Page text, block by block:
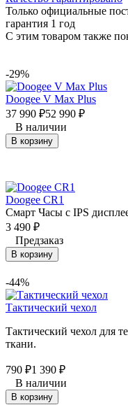
Только официальные
гарантия 1 год
С этим товаром также
-29%
Doogee V Max Plus
37 990 ₽52 990 ₽
В наличии
В корзину
Doogee CR1
Смарт Часы с IPS
3 490 ₽
Предзаказ
В корзину
-44%
Тактический чехол
Тактический чехол для
ткани.
790 ₽1 390 ₽
В наличии
В корзину